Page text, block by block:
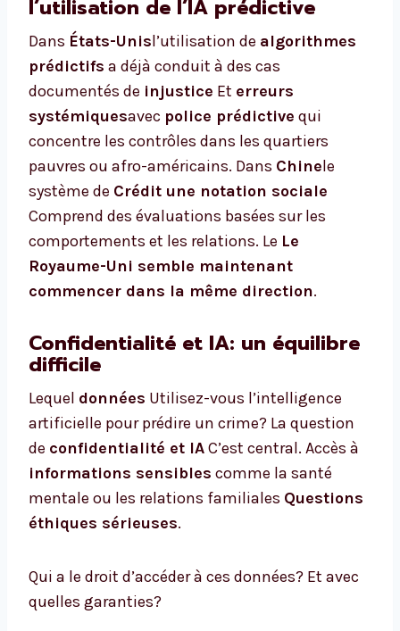
l’utilisation de l’IA prédictive
Dans États-Unisl’utilisation de algorithmes
prédictifs a déjà conduit à des cas
documentés de injustice Et erreurs
systémiquesavec police prédictive qui
concentre les contrôles dans les quartiers
pauvres ou afro-américains. Dans Chinele
système de Crédit une notation sociale
Comprend des évaluations basées sur les
comportements et les relations. Le Le
Royaume-Uni semble maintenant
commencer dans la même direction.
Confidentialité et IA: un équilibre
difficile
Lequel données Utilisez-vous l’intelligence
artificielle pour prédire un crime? La question
de confidentialité et IAC’est central. Accès à
informations sensibles comme la santé
mentale ou les relations familiales Questions
éthiques sérieuses.
Qui a le droit d’accéder à ces données? Et avec
quelles garanties?